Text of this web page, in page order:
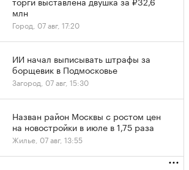
млн
Город, 07 авг, 17:20
ИИ начал выписывать штрафы за
борщевик в Подмосковье
Загород, 07 авг, 15:30
Назван район Москвы с ростом цен
на новостройки в июле в 1,75 раза
Жилье, 07 авг, 13:55